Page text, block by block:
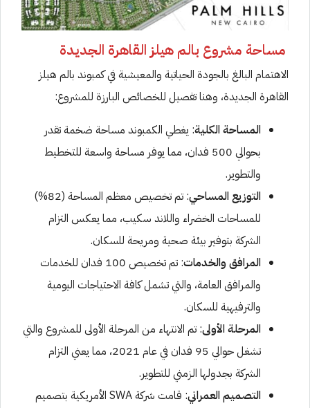
مساحة مشروع بالم هيلز القاهرة الجديدة
الاهتمام البالغ بالجودة الحياتية والمعيشية في كمبوند بالم هيلز
القاهرة الجديدة، وهنا تفصيل للخصائص البارزة للمشروع:
المساحة الكلية: يغطي الكمبوند مساحة ضخمة تقدر
بحوالي 500 فدان، مما يوفر مساحة واسعة للتخطيط
والتطوير.
التوزيع المساحي
: تم تخصيص معظم المساحة (82%)
للمساحات الخضراء واللاند سكيب، مما يعكس التزام
الشركة بتوفير بيئة صحية ومريحة للسكان.
المرافق والخدمات
: تم تخصيص 100 فدان للخدمات
والمرافق العامة، والتي تشمل كافة الاحتياجات اليومية
والترفيهية للسكان.
المرحلة الأولى: تم الانتهاء من المرحلة الأولى للمشروع والتي
تشغل حوالي 95 فدان في عام 2021، مما يعني التزام
الشركة بجدولها الزمني للتطوير.
التصميم العمراني
: قامت شركة SWA الأمريكية بتصميم